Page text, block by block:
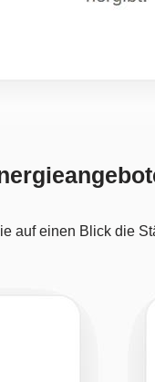
auf einen Blick die